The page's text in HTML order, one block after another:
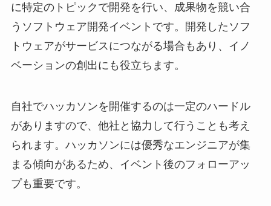
に特定のトピックで開発を行い、成果物を競い合
うソフトウェア開発イベントです。開発したソフ
トウェアがサービスにつながる場合もあり、イノ
ベーションの創出にも役立ちます。
自社でハッカソンを開催するのは一定のハードル
がありますので、他社と協力して行うことも考え
られます。ハッカソンには優秀なエンジニアが集
まる傾向があるため、イベント後のフォローアッ
プも重要です。